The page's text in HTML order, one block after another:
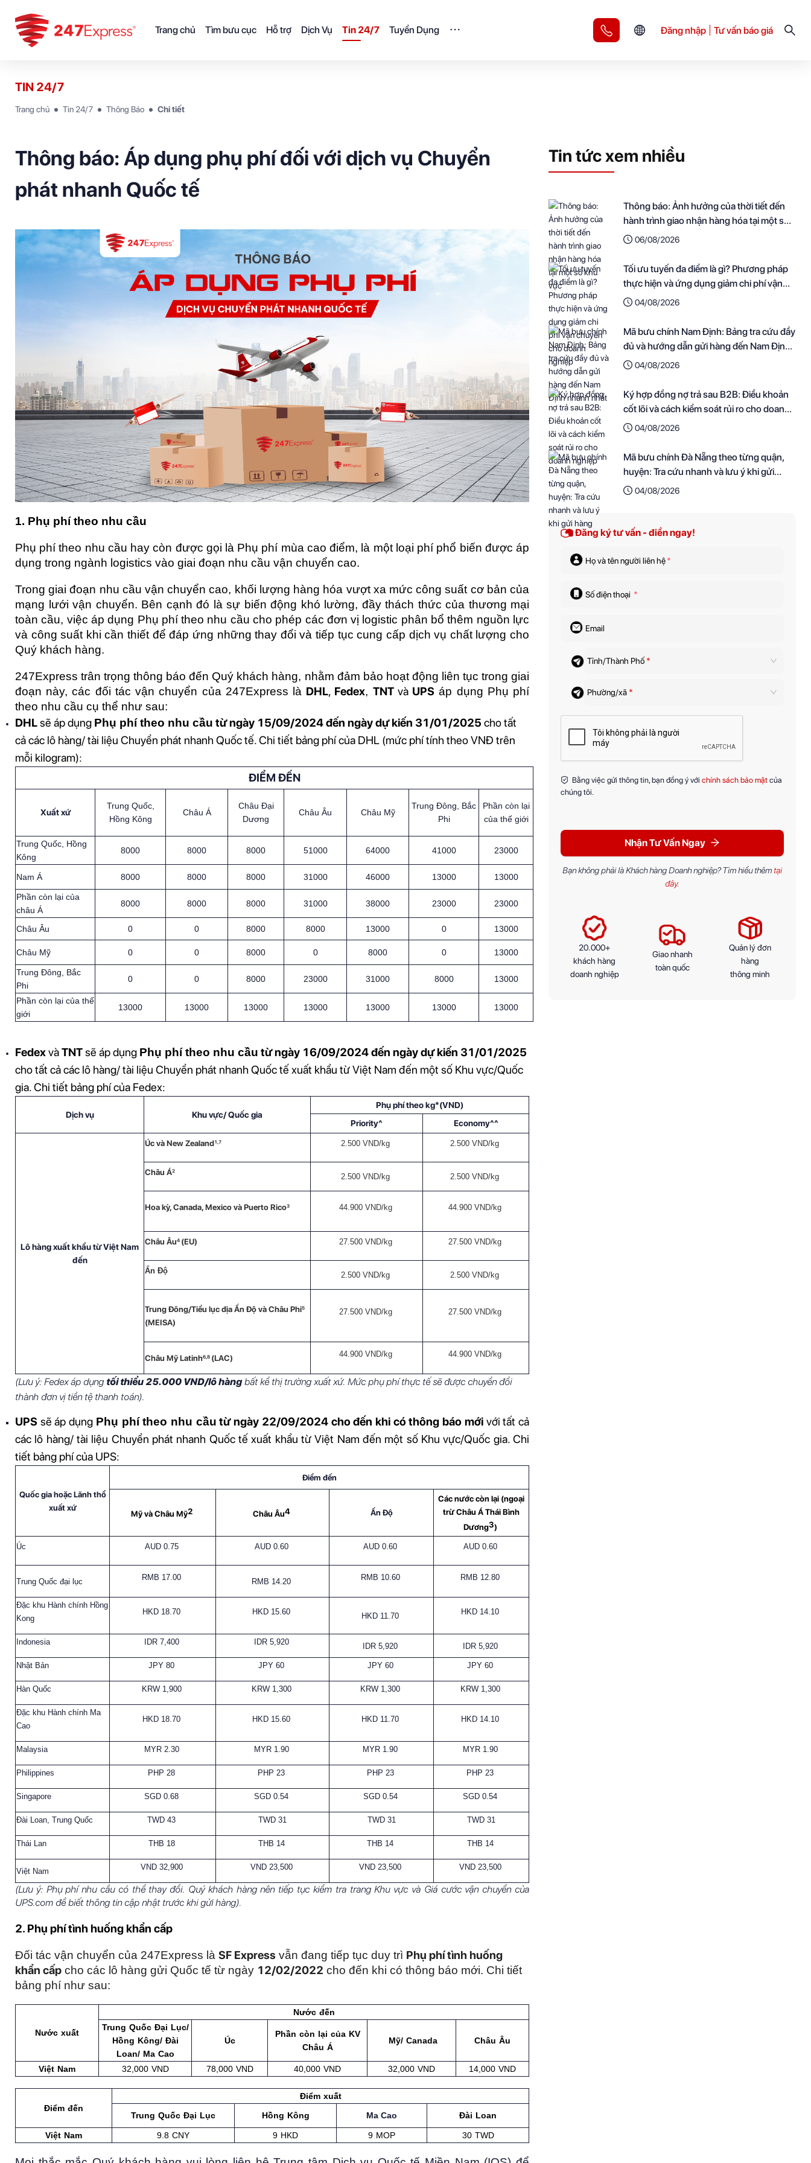
Trang chủ Tìm bưu cục Hỗ trợ Dịch Vụ Tin 24/7 Tuyển Dụng Đăng nhập Tư vấn báo giá
TIN 24/7
Trang chủ Tin 24/7 Thông Báo Chi tiết
Thông báo: Áp dụng phụ phí đối với dịch vụ Chuyển
phát nhanh Quốc tế
1. Phụ phí theo nhu cầu
Phụ phí theo nhu cầu hay còn được gọi là Phụ phí mùa cao điểm, là một loại phí phổ biến được áp
dụng trong ngành logistics vào giai đoạn nhu cầu vận chuyển cao.
Trong giai đoạn nhu cầu vận chuyển cao, khối lượng hàng hóa vượt xa mức công suất cơ bản của
mạng lưới vận chuyển. Bên cạnh đó là sự biến động khó lường, đầy thách thức của thương mại
toàn cầu, việc áp dụng Phụ phí theo nhu cầu cho phép các đơn vị logistic phân bổ thêm nguồn lực
và công suất khi cần thiết để đáp ứng những thay đổi và tiếp tục cung cấp dịch vụ chất lượng cho
Quý khách hàng.
247Express trân trọng thông báo đến Quý khách hàng, nhằm đảm bảo hoạt động liên tục trong giai
đoạn này, các đối tác vận chuyển của 247Express là DHL, Fedex, TNT và UPS áp dụng Phụ phí
theo nhu cầu cụ thể như sau:
DHL sẽ áp dụng Phụ phí theo nhu cầu từ ngày 15/09/2024 đến ngày dự kiến 31/01/2025 cho tất
cả các lô hàng/ tài liệu Chuyển phát nhanh Quốc tế. Chi tiết bảng phí của DHL (mức phí tính theo VNĐ trên
mỗi kilogram):
ĐIỂM ĐẾN
Xuất xứ
Trung Quốc,
Hồng Kông
Châu Á
Châu Đại
Dương
Châu Âu Châu Mỹ
Trung Đông, Bắc
Phi
Phần còn lại
của thế giới
Trung Quốc, Hồng
Kông
8000 8000 8000 51000 64000 41000 23000
Nam Á 8000 8000 8000 31000 46000 13000 13000
Phần còn lại của
châu Á
8000 8000 8000 31000 38000 23000 23000
Châu Âu 0 0 8000 8000 13000 0 13000
Châu Mỹ 0 0 8000 0 8000 0 13000
Trung Đông, Bắc
Phi
0 0 8000 23000 31000 8000 13000
Phần còn lại của thế
giới
13000 13000 13000 13000 13000 13000 13000
Fedex và TNT sẽ áp dụng Phụ phí theo nhu cầu từ ngày 16/09/2024 đến ngày dự kiến 31/01/2025
cho tất cả các lô hàng/ tài liệu Chuyển phát nhanh Quốc tế xuất khẩu từ Việt Nam đến một số Khu vực/Quốc
gia. Chi tiết bảng phí của Fedex:
Dịch vụ Khu vực/ Quốc gia
Phụ phí theo kg*(VND)
Priority^
Economy^^
Lô hàng xuất khẩu từ Việt Nam
đến
Úc và New Zealand1,7 2.500 VND/kg 2.500 VND/kg
Châu Á2
2.500 VND/kg 2.500 VND/kg
Hoa kỳ,Canada, Mexico và Puerto Rico3 44.900 VND/kg 44.900 VND/kg
Châu Âu4 (EU) 27.500 VND/kg 27.500 VND/kg
Ấn Độ 2.500 VND/kg 2.500 VND/kg
TrungĐông/Tiểu lục địa Ấn Độ vàChâu Phi5
(MEISA)
27.500 VND/kg 27.500 VND/kg
Châu MỹLatinh6,8 (LAC) 44.900 VND/kg 44.900 VND/kg
(Lưu ý: Fedex áp dụng tối thiểu 25.000 VND/lô hàng bất kể thị trường xuất xứ. Mức phụ phí thực tế sẽ được chuyển đổi
thành đơn vị tiền tệ thanh toán).
UPS sẽ áp dụng Phụ phí theo nhu cầu từ ngày 22/09/2024 cho đến khi có thông báo mới với tất cả
các lô hàng/ tài liệu Chuyển phát nhanh Quốc tế xuất khẩu từ Việt Nam đến một số Khu vực/Quốc gia. Chi
tiết bảng phí của UPS:
Quốc gia hoặc Lãnh thổ
xuất xứ
Điểm đến
Mỹvà Châu Mỹ2 Châu Âu4 Ấn Độ
Các nước còn lại (ngoại
trừ Châu Á Thái Bình
Dương3)
Úc AUD 0.75 AUD 0.60 AUD 0.60 AUD 0.60
Trung Quốc đại lục RMB 17.00 RMB 14.20 RMB 10.60 RMB 12.80
Đặc khu Hành chính Hồng
Kong
HKD 18.70 HKD 15.60 HKD 11.70 HKD 14.10
Indonesia IDR 7,400 IDR 5,920 IDR 5,920 IDR 5,920
Nhật Bản JPY 80 JPY 60 JPY 60 JPY 60
Hàn Quốc KRW 1,900 KRW 1,300 KRW 1,300 KRW 1,300
Đặc khu Hành chính Ma
Cao
HKD 18.70 HKD 15.60 HKD 11.70 HKD 14.10
Malaysia MYR 2.30 MYR 1.90 MYR 1.90 MYR 1.90
Philippines PHP 28 PHP 23 PHP 23 PHP 23
Singapore SGD 0.68 SGD 0.54 SGD 0.54 SGD 0.54
Đài Loan, Trung Quốc TWD 43 TWD 31 TWD 31 TWD 31
Thái Lan THB 18 THB 14 THB 14 THB 14
Việt Nam VND 32,900 VND 23,500 VND 23,500 VND 23,500
(Lưu ý: Phụ phí nhu cầu có thể thay đổi. Quý khách hàng nên tiếp tục kiểm tra trang Khu vực và Giá cước vận chuyển của
UPS.com để biết thông tin cập nhật trước khi gửi hàng).
2. Phụ phí tình huống khẩn cấp
Đối tác vận chuyển của 247Express là SF Express vẫn đang tiếp tục duy trì Phụ phí tình huống
khẩn cấp cho các lô hàng gửi Quốc tế từ ngày 12/02/2022 cho đến khi có thông báo mới. Chi tiết
bảng phí như sau:
Nước xuất
Nước đến
Trung Quốc Đại Lục/
Hồng Kông/ Đài
Loan/ Ma Cao
Úc
Phần còn lại của KV
Châu Á
Mỹ/ Canada Châu Âu
Việt Nam 32,000 VND 78,000 VND 40,000 VND 32,000 VND 14,000 VND
Điểm đến
Điểm xuất
Trung Quốc Đại Lục
Hồng Kông Ma Cao Đài Loan
Việt Nam 9.8 CNY 9 HKD 9 MOP 30 TWD
Tin tức xem nhiều
Thông báo: Ảnh hưởng của thời tiết đến
hành trình giao nhận hàng hóa tại một số
khu vực
06/08/2026
Tối ưu tuyến đa điểm là gì? Phương pháp
thực hiện và ứng dụng giảm chi phí vận
chuyển cho doanh nghiệp
04/08/2026
Mã bưu chính Nam Định: Bảng tra cứu đầy
đủ và hướng dẫn gửi hàng đến Nam Định
nhanh nhất
04/08/2026
Ký hợp đồng nợ trả sau B2B: Điều khoản
cốt lõi và cách kiểm soát rủi ro cho doanh
nghiệp
04/08/2026
Mã bưu chính Đà Nẵng theo từng quận,
huyện: Tra cứu nhanh và lưu ý khi gửi
hàng04/08/2026
Đăng ký tư vấn - điền ngay!
Họ và tên người liên hệ*
Số điện thoại *
Email
Tỉnh/Thành Phố *
Phường/xã *
Bằng việc gửi thông tin, bạn đồng ý với chính sách bảo mật của
chúng tôi.
Nhận Tư Vấn Ngay
Bạn không phải là Khách hàng Doanh nghiệp? Tìm hiểu thêm tại
đây.
20.000+
khách hàng
doanh nghiệp
Giao nhanh
toàn quốc
Quản lý đơn
hàng
thông minh